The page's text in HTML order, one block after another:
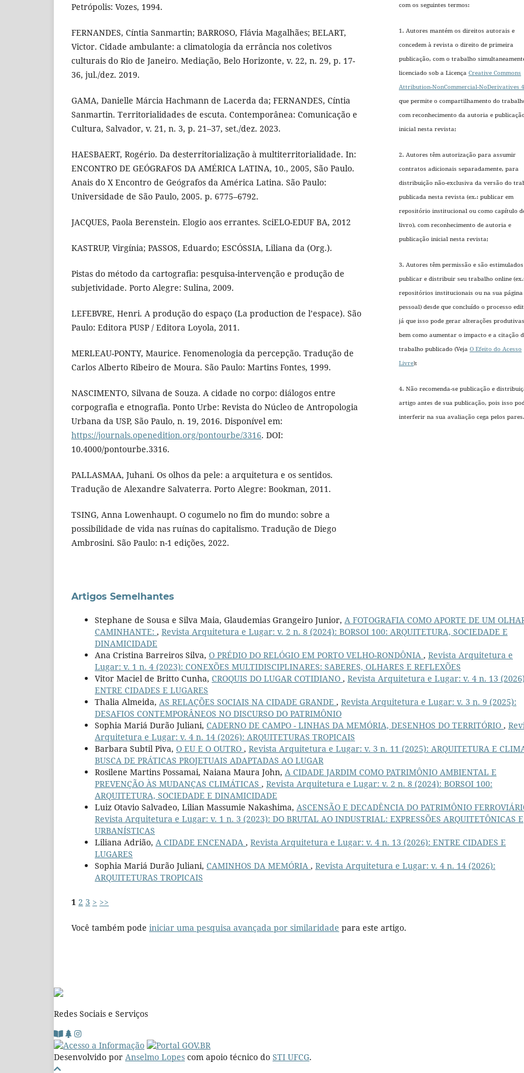
Petrópolis: Vozes, 1994.
FERNANDES, Cíntia Sanmartin; BARROSO, Flávia Magalhães; BELART,
Victor. Cidade ambulante: a climatologia da errância nos coletivos
culturais do Rio de Janeiro. Mediação, Belo Horizonte, v. 22, n. 29, p. 17-
36, jul./dez. 2019.
GAMA, Danielle Márcia Hachmann de Lacerda da; FERNANDES, Cíntia
Sanmartin. Territorialidades de escuta. Contemporânea: Comunicação e
Cultura, Salvador, v. 21, n. 3, p. 21–37, set./dez. 2023.
HAESBAERT, Rogério. Da desterritorialização à multiterritorialidade. In:
ENCONTRO DE GEÓGRAFOS DA AMÉRICA LATINA, 10., 2005, São Paulo.
Anais do X Encontro de Geógrafos da América Latina. São Paulo:
Universidade de São Paulo, 2005. p. 6775–6792.
JACQUES, Paola Berenstein. Elogio aos errantes. SciELO-EDUF BA, 2012
KASTRUP, Virgínia; PASSOS, Eduardo; ESCÓSSIA, Liliana da (Org.).
Pistas do método da cartografia: pesquisa-intervenção e produção de
subjetividade. Porto Alegre: Sulina, 2009.
LEFEBVRE, Henri. A produção do espaço (La production de l’espace). São
Paulo: Editora PUSP / Editora Loyola, 2011.
MERLEAU-PONTY, Maurice. Fenomenologia da percepção. Tradução de
Carlos Alberto Ribeiro de Moura. São Paulo: Martins Fontes, 1999.
NASCIMENTO, Silvana de Souza. A cidade no corpo: diálogos entre
corpografia e etnografia. Ponto Urbe: Revista do Núcleo de Antropologia
Urbana da USP, São Paulo, n. 19, 2016. Disponível em:
https://journals.openedition.org/pontourbe/3316. DOI:
10.4000/pontourbe.3316.
PALLASMAA, Juhani. Os olhos da pele: a arquitetura e os sentidos.
Tradução de Alexandre Salvaterra. Porto Alegre: Bookman, 2011.
TSING, Anna Lowenhaupt. O cogumelo no fim do mundo: sobre a
possibilidade de vida nas ruínas do capitalismo. Tradução de Diego
Ambrosini. São Paulo: n-1 edições, 2022.
com os seguintes termos:
1. Autores mantém os direitos autorais e
concedem à revista o direito de primeira
publicação, com o trabalho
licenciado sob a Licença Creative Commons
Attribution-NonCommercial-NoDerivatives
que permite o compartilhamento do
com reconhecimento da autoria e
inicial nesta revista;
2. Autores têm autorização para assumir
contratos adicionais separadamente, para
distribuição não-exclusiva da versão do
publicada nesta revista (ex.: publicar em
repositório institucional ou como capítulo
livro), com reconhecimento de autoria e
publicação inicial nesta revista;
3. Autores têm permissão e são estimulados
publicar e distribuir seu trabalho online
repositórios institucionais ou na sua página
pessoal) desde que concluído o processo
já que isso pode gerar alterações
bem como aumentar o impacto e a citação
trabalho publicado (Veja O Efeito do Acesso
Livre);
4. Não recomenda-se publicação e
artigo antes de sua publicação, pois isso
interferir na sua avaliação cega pelos pares.
Artigos Semelhantes
Stephane de Sousa e Silva Maia, Glaudemias Grangeiro Junior, A FOTOGRAFIA COMO APORTE DE UM
CAMINHANTE: , Revista Arquitetura e Lugar: v. 2 n. 8 (2024): BORSOI 100: ARQUITETURA, SOCIEDADE E
DINAMICIDADE
Ana Cristina Barreiros Silva, O PRÉDIO DO RELÓGIO EM PORTO VELHO-RONDÔNIA , Revista Arquitetura e
Lugar: v. 1 n. 4 (2023): CONEXÕES MULTIDISCIPLINARES: SABERES, OLHARES E REFLEXÕES
Vitor Maciel de Britto Cunha, CROQUIS DO LUGAR COTIDIANO , Revista Arquitetura e Lugar: v. 4 n. 13
ENTRE CIDADES E LUGARES
Thalia Almeida, AS RELAÇÕES SOCIAIS NA CIDADE GRANDE , Revista Arquitetura e Lugar: v. 3 n. 9 (2025):
DESAFIOS CONTEMPORÂNEOS NO DISCURSO DO PATRIMÔNIO
Sophia Mariá Durão Juliani, CADERNO DE CAMPO - LINHAS DA MEMÓRIA, DESENHOS DO TERRITÓRIO ,
Arquitetura e Lugar: v. 4 n. 14 (2026): ARQUITETURAS TROPICAIS
Barbara Subtil Piva, O EU E O OUTRO , Revista Arquitetura e Lugar: v. 3 n. 11 (2025): ARQUITETURA E
BUSCA DE PRÁTICAS PROJETUAIS ADAPTADAS AO LUGAR
Rosilene Martins Possamai, Naiana Maura John, A CIDADE JARDIM COMO PATRIMÔNIO AMBIENTAL E
PREVENÇÃO ÀS MUDANÇAS CLIMÁTICAS , Revista Arquitetura e Lugar: v. 2 n. 8 (2024): BORSOI 100:
ARQUITETURA, SOCIEDADE E DINAMICIDADE
Luiz Otavio Salvadeo, Lilian Massumie Nakashima, ASCENSÃO E DECADÊNCIA DO PATRIMÔNIO
Revista Arquitetura e Lugar: v. 1 n. 3 (2023): DO BRUTAL AO INDUSTRIAL: EXPRESSÕES ARQUITETÔNICAS E
URBANÍSTICAS
Liliana Adrião, A CIDADE ENCENADA , Revista Arquitetura e Lugar: v. 4 n. 13 (2026): ENTRE CIDADES E
LUGARES
Sophia Mariá Durão Juliani, CAMINHOS DA MEMÓRIA , Revista Arquitetura e Lugar: v. 4 n. 14 (2026):
ARQUITETURAS TROPICAIS
1 2 3 > >>
Você também pode iniciar uma pesquisa avançada por similaridade para este artigo.
Redes Sociais e Serviços
Desenvolvido por Anselmo Lopes com apoio técnico do STI UFCG.